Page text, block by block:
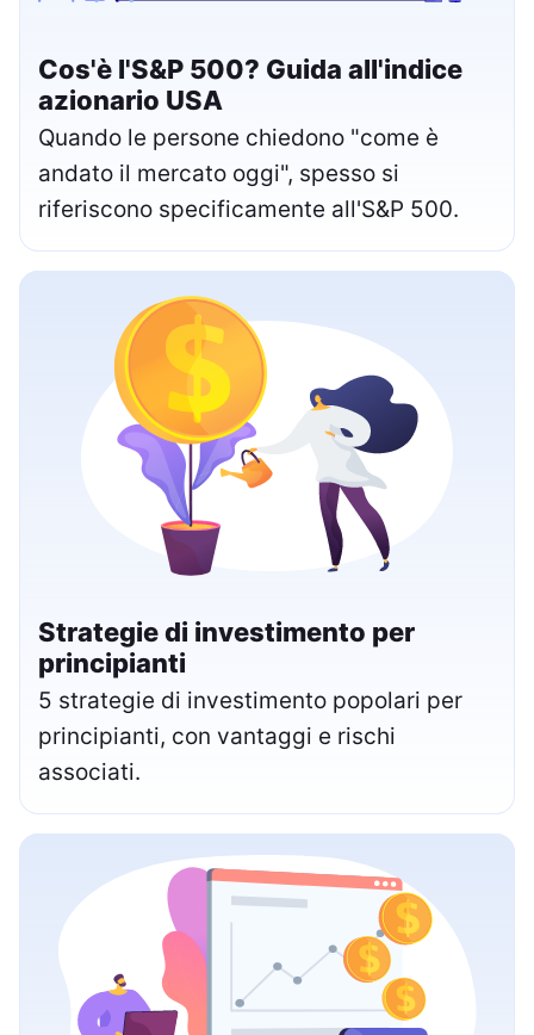
Cos'è l'S&P 500? Guida all'indice
azionario USA
Quando le persone chiedono "come è
andato il mercato oggi", spesso si
riferiscono specificamente all'S&P 500.
Strategie di investimento per
principianti
5 strategie di investimento popolari per
principianti, con vantaggi e rischi
associati.